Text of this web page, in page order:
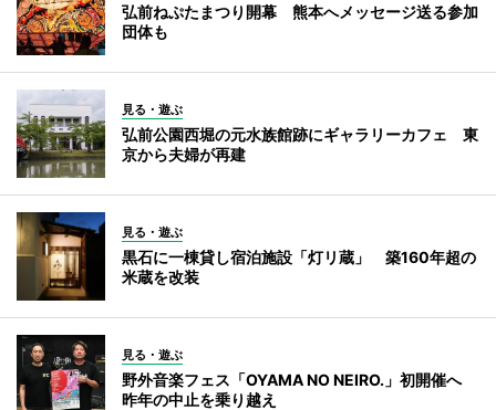
弘前ねぷたまつり開幕 熊本へメッセージ送る参加
団体も
見る・遊ぶ
弘前公園西堀の元水族館跡にギャラリーカフェ 東
京から夫婦が再建
見る・遊ぶ
黒石に一棟貸し宿泊施設「灯リ蔵」 築160年超の
米蔵を改装
見る・遊ぶ
野外音楽フェス「OYAMA NO NEIRO.」初開催へ
昨年の中止を乗り越え